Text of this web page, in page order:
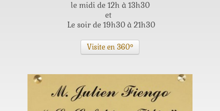
le midi de 12h à 13h30
et
Le soir de 19h30 à 21h30
Visite en 360°